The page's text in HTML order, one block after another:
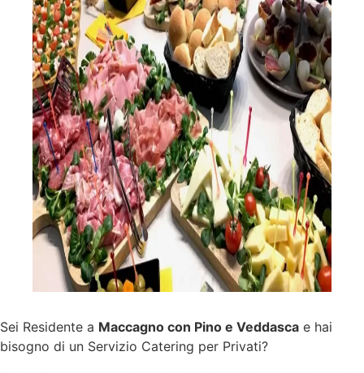
Sei Residente a Maccagno con Pino e Veddasca e hai
bisogno di un Servizio Catering per Privati?